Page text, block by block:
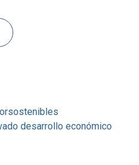
desarrollo económico